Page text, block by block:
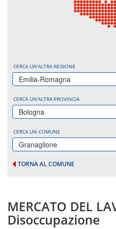
CERCA UN'ALTRA REGIONE
Emilia-Romagna
CERCA UN'ALTRA PROVINCIA
Bologna
CERCA UN COMUNE
Granaglione
TORNA AL COMUNE
MERCATO DEL
Disoccupazione